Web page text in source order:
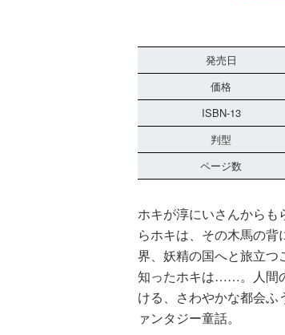
発売日
価格
ISBN-13
判型
ページ数
ホキが淳にいさんからも
らホキは、その木馬の
界、妖精の国へと旅立つ
知ったホキは……。人間
ける、さわやかな都会
ァンタジー童話。